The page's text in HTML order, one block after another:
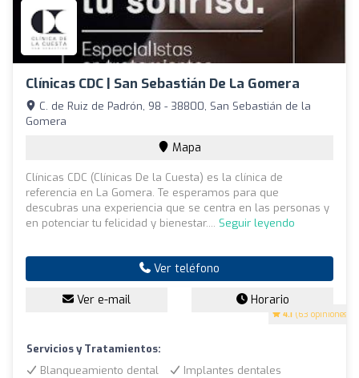
Clínicas CDC | San Sebastián De La Gomera
4.1 (63 opiniones)
C. de Ruiz de Padrón, 98 - 38800, San Sebastián de la
Gomera
Mapa
Clínicas CDC (Clínicas De la Cuesta) es la clínica de
referencia en La Gomera. Te esperamos para que
descubras una experiencia que se centra en las personas y
en potenciar tu felicidad y bienestar.... Seguir leyendo
Ver teléfono
Ver e-mail Horario
Servicios y Tratamientos:
Blanqueamiento dental
Implantes dentales